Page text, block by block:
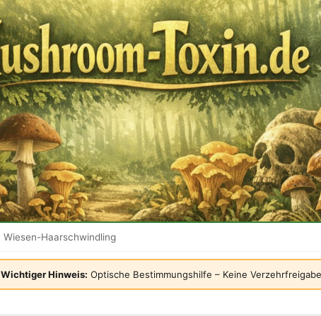
Wiesen-Haarschwindling
Wichtiger Hinweis: Optische Bestimmungshilfe – Keine